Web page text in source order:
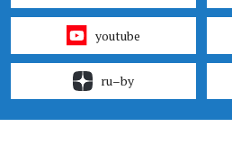
youtube
ru–by